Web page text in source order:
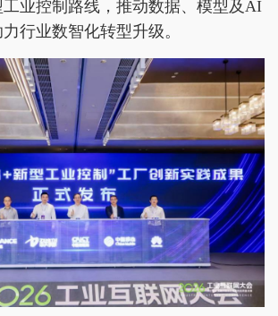
业控制路线，推动数据、模型及AI
行业数智化转型升级。